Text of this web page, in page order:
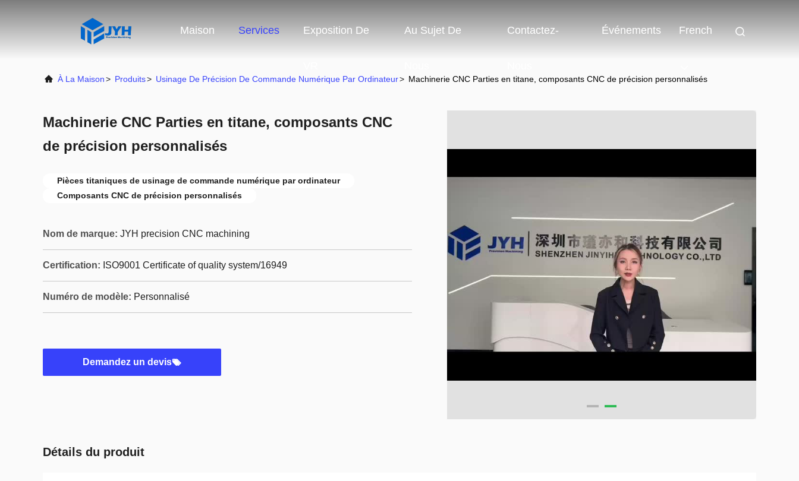
Maison Services Exposition De Au Sujet De Contactez- Événements French
À La Maison> Produits> Usinage De Précision De Commande Numérique Par Ordinateur> Machinerie CNC Parties en titane, composants CNC de précision personnalisés
Machinerie CNC Parties en titane, composants CNC
de précision personnalisés
Pièces titaniques de usinage de commande numérique par ordinateur
Composants CNC de précision personnalisés
Nom de marque: JYH precision CNC machining
Certification: ISO9001 Certificate of quality system/16949
Numéro de modèle: Personnalisé
Demandez un devis
Détails du produit